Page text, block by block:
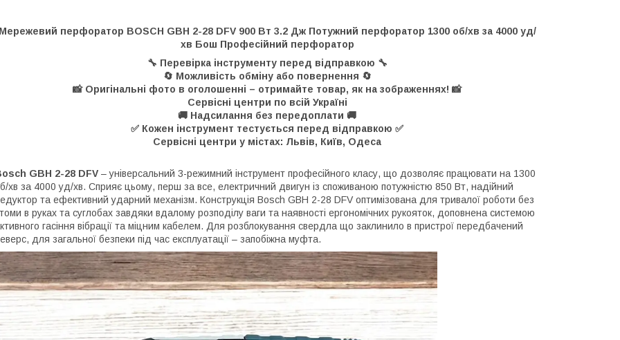
Мережевий перфоратор BOSCH GBH 2-28 DFV 900 Вт 3.2 Дж Потужний перфоратор 1300 об/хв за 4000 уд/
хв Бош Професійний перфоратор
🔧 Перевірка інструменту перед відправкою 🔧
🔄 Можливість обміну або повернення 🔄
📸 Оригінальні фото в оголошенні – отримайте товар, як на зображеннях! 📸
Сервісні центри по всій Україні
🚚 Надсилання без передоплати 🚚
✅ Кожен інструмент тестується перед відправкою ✅
Сервісні центри у містах: Львів, Київ, Одеса
GBH 2-28 DFV – універсальний 3-режимний інструмент професійного класу, що дозволяє працювати на 1300
хв за 4000 уд/хв. Сприяє цьому, перш за все, електричний двигун із споживаною потужністю 850 Вт, надійний
та ефективний ударний механізм. Конструкція Bosch GBH 2-28 DFV оптимізована для тривалої роботи без
в руках та суглобах завдяки вдалому розподілу ваги та наявності ергономічних рукояток, доповнена системою
гасіння вібрації та міцним кабелем. Для розблокування свердла що заклинило в пристрої передбачений
для загальної безпеки під час експлуатації – запобіжна муфта.